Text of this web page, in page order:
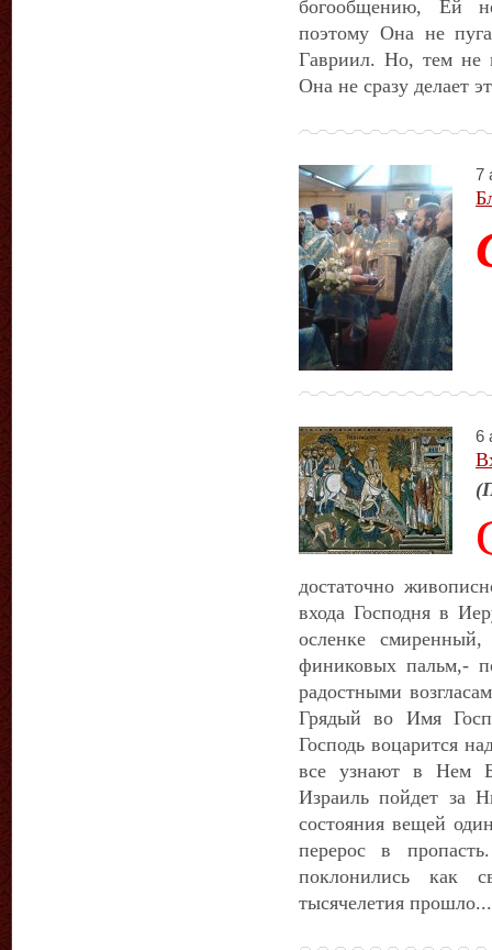
богообщению, Ей
поэтому Она не
Гавриил. Но, тем не
Она не сразу делает
7
6
достаточно
входа Господня в
осленке
финиковых пальм,-
радостными
Грядый во Имя
Господь воцарится
все узнают в Нем
Израиль пойдет за
состояния вещей
перерос в
поклонились
тысячелетия прошло...